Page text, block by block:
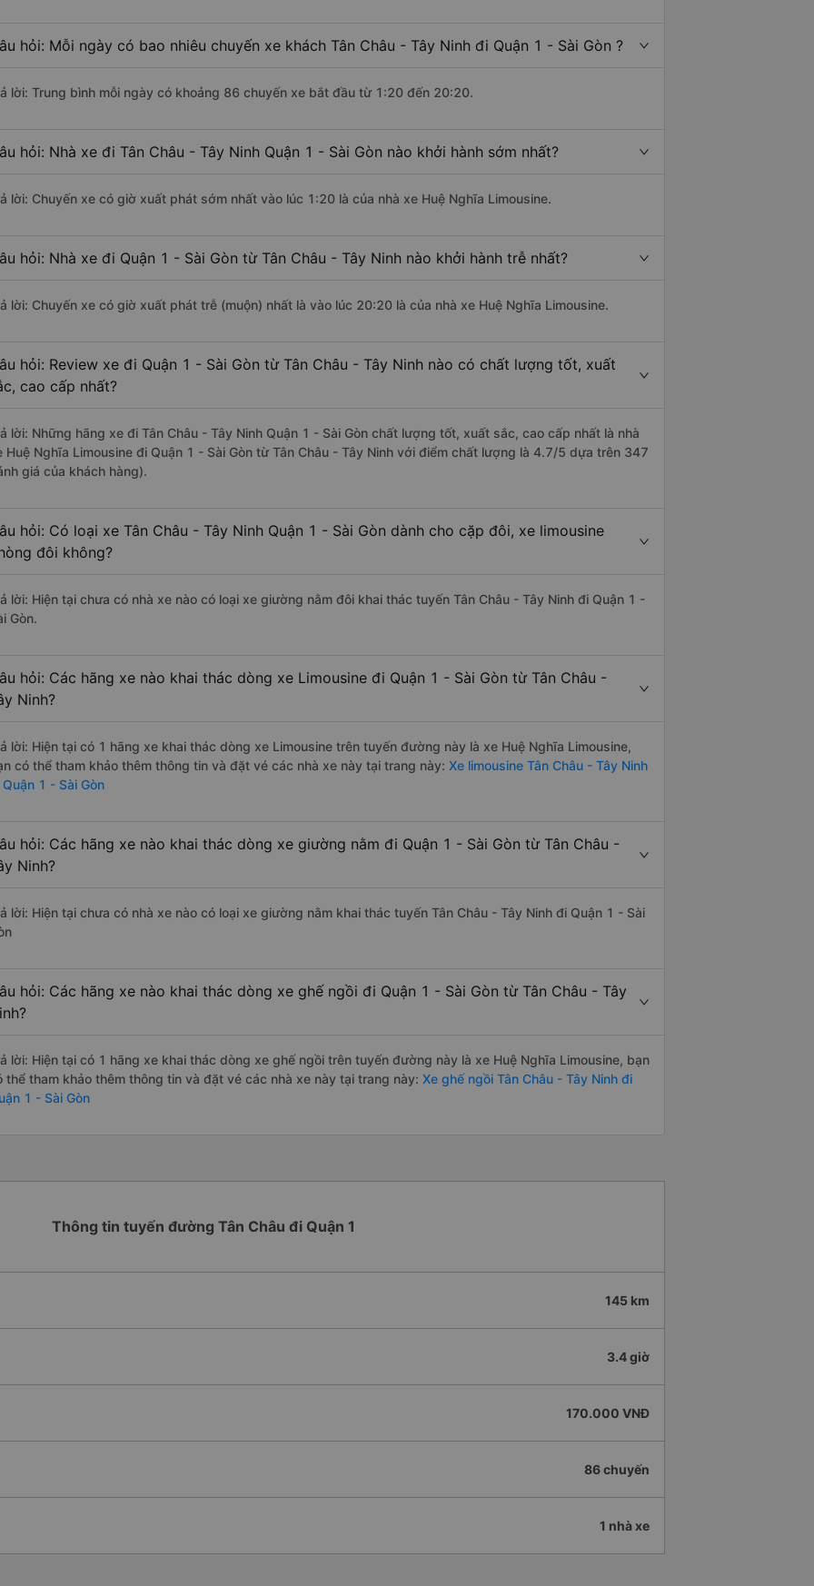
hỏi: Mỗi ngày có bao nhiêu chuyến xe khách Tân Châu - Tây Ninh đi Quận 1 - Sài Gòn ?
lời: Trung bình mỗi ngày có khoảng 86 chuyến xe bắt đầu từ 1:20 đến 20:20.
hỏi: Nhà xe đi Tân Châu - Tây Ninh Quận 1 - Sài Gòn nào khởi hành sớm nhất?
lời: Chuyến xe có giờ xuất phát sớm nhất vào lúc 1:20 là của nhà xe Huệ Nghĩa Limousine.
hỏi: Nhà xe đi Quận 1 - Sài Gòn từ Tân Châu - Tây Ninh nào khởi hành trễ nhất?
lời: Chuyến xe có giờ xuất phát trễ (muộn) nhất là vào lúc 20:20 là của nhà xe Huệ Nghĩa Limousine.
hỏi: Review xe đi Quận 1 - Sài Gòn từ Tân Châu - Tây Ninh nào có chất lượng tốt, xuất
cao cấp nhất?
lời: Những hãng xe đi Tân Châu - Tây Ninh Quận 1 - Sài Gòn chất lượng tốt, xuất sắc, cao cấp nhất là nhà
Huệ Nghĩa Limousine đi Quận 1 - Sài Gòn từ Tân Châu - Tây Ninh với điểm chất lượng là 4.7/5 dựa trên 347
giá của khách hàng).
hỏi: Có loại xe Tân Châu - Tây Ninh Quận 1 - Sài Gòn dành cho cặp đôi, xe limousine
đôi không?
lời: Hiện tại chưa có nhà xe nào có loại xe giường nằm đôi khai thác tuyến Tân Châu - Tây Ninh đi Quận 1 -
Gòn.
hỏi: Các hãng xe nào khai thác dòng xe Limousine đi Quận 1 - Sài Gòn từ Tân Châu -
Ninh?
lời: Hiện tại có 1 hãng xe khai thác dòng xe Limousine trên tuyến đường này là xe Huệ Nghĩa Limousine,
có thể tham khảo thêm thông tin và đặt vé các nhà xe này tại trang này: Xe limousine Tân Châu - Tây Ninh
1 - Sài Gòn
hỏi: Các hãng xe nào khai thác dòng xe giường nằm đi Quận 1 - Sài Gòn từ Tân Châu -
Ninh?
lời: Hiện tại chưa có nhà xe nào có loại xe giường nằm khai thác tuyến Tân Châu - Tây Ninh đi Quận 1 - Sài
hỏi: Các hãng xe nào khai thác dòng xe ghế ngồi đi Quận 1 - Sài Gòn từ Tân Châu - Tây
lời: Hiện tại có 1 hãng xe khai thác dòng xe ghế ngồi trên tuyến đường này là xe Huệ Nghĩa Limousine, bạn
thể tham khảo thêm thông tin và đặt vé các nhà xe này tại trang này: Xe ghế ngồi Tân Châu - Tây Ninh đi
1 - Sài Gòn
Thông tin tuyến đường Tân Châu đi Quận 1
145 km
3.4 giờ
170.000 VNĐ
86 chuyến
1 nhà xe